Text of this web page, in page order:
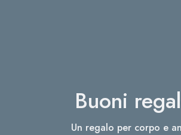
Buoni
Un regalo per corpo e